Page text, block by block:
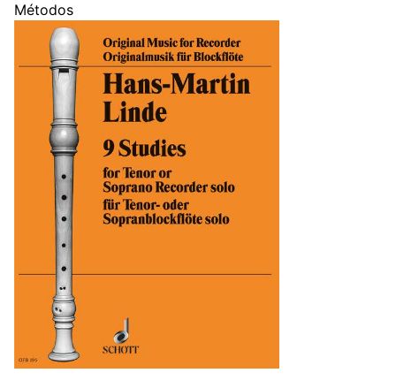
Métodos